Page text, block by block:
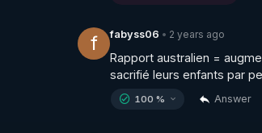
f fabyss06 • 2 years ago
Rapport australien =
sacrifié leurs enfants par
100 % Answer